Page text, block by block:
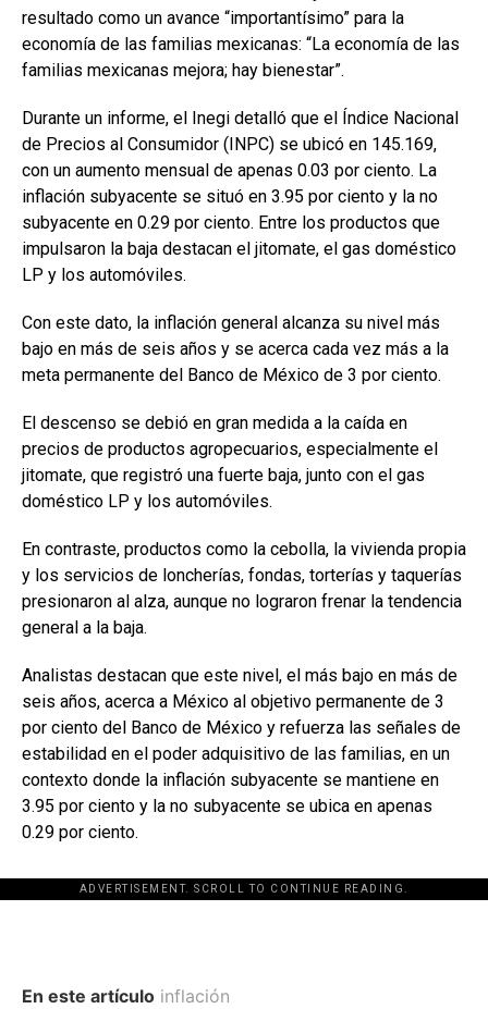
resultado como un avance “importantísimo” para la
economía de las familias mexicanas: “La economía de las
familias mexicanas mejora; hay bienestar”.
Durante un informe, el Inegi detalló que el Índice Nacional
de Precios al Consumidor (INPC) se ubicó en 145.169,
con un aumento mensual de apenas 0.03 por ciento. La
inflación subyacente se situó en 3.95 por ciento y la no
subyacente en 0.29 por ciento. Entre los productos que
impulsaron la baja destacan el jitomate, el gas doméstico
LP y los automóviles.
Con este dato, la inflación general alcanza su nivel más
bajo en más de seis años y se acerca cada vez más a la
meta permanente del Banco de México de 3 por ciento.
El descenso se debió en gran medida a la caída en
precios de productos agropecuarios, especialmente el
jitomate, que registró una fuerte baja, junto con el gas
doméstico LP y los automóviles.
En contraste, productos como la cebolla, la vivienda propia
y los servicios de loncherías, fondas, torterías y taquerías
presionaron al alza, aunque no lograron frenar la tendencia
general a la baja.
Analistas destacan que este nivel, el más bajo en más de
seis años, acerca a México al objetivo permanente de 3
por ciento del Banco de México y refuerza las señales de
estabilidad en el poder adquisitivo de las familias, en un
contexto donde la inflación subyacente se mantiene en
3.95 por ciento y la no subyacente se ubica en apenas
0.29 por ciento.
ADVERTISEMENT. SCROLL TO CONTINUE READING.
En este artículo inflación